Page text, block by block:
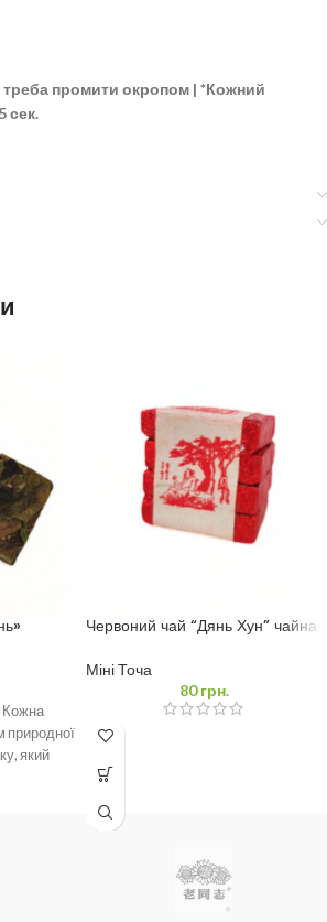
промити окропом | *Кожний
сек.
Кожна
природної
який
Червоний чай “Дянь Хун” чайна
Міні Точа
80грн.